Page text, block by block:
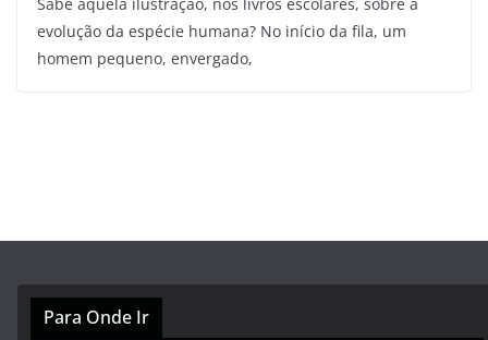
evolução da espécie humana? No início da fila, um
homem pequeno, envergado,
Para Onde Ir